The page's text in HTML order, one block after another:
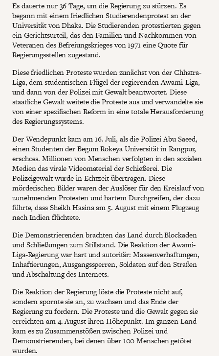
Es dauerte nur 36 Tage, um die Regierung zu stürzen. Es
begann mit einem friedlichen Studierendenprotest an der
Universität von Dhaka. Die Studierenden protestierten gegen
ein Gerichtsurteil, das den Familien und Nachkommen von
Veteranen des Befreiungskrieges von 1971 eine Quote für
Regierungsstellen zugestand.
Diese friedlichen Proteste wurden zunächst von der Chhatra-
Liga, dem studentischen Flügel der regierenden Awami-Liga,
und dann von der Polizei mit Gewalt beantwortet. Diese
staatliche Gewalt weitete die Proteste aus und verwandelte sie
von einer spezifischen Reform in eine totale Herausforderung
des Regierungssystems.
Der Wendepunkt kam am 16. Juli, als die Polizei Abu Saeed,
einen Studenten der Begum Rokeya Universität in Rangpur,
erschoss. Millionen von Menschen verfolgten in den sozialen
Medien das virale Videomaterial der Schießerei. Die
Polizeigewalt wurde in Echtzeit übertragen. Diese
mörderischen Bilder waren der Auslöser für den Kreislauf von
zunehmenden Protesten und hartem Durchgreifen, der dazu
führte, dass Sheikh Hasina am 5. August mit einem Flugzeug
nach Indien flüchtete.
Die Demonstrierenden brachten das Land durch Blockaden
und Schließungen zum Stillstand. Die Reaktion der Awami-
Liga-Regierung war hart und autoritär: Massenverhaftungen,
Inhaftierungen, Ausgangssperren, Soldaten auf den Straßen
und Abschaltung des Internets.
Die Reaktion der Regierung löste die Proteste nicht auf,
sondern spornte sie an, zu wachsen und das Ende der
Regierung zu fordern. Die Proteste und die Gewalt gegen sie
erreichten am 4. August ihren Höhepunkt. Im ganzen Land
kam es zu Zusammenstößen zwischen Polizei und
Demonstrierenden, bei denen über 100 Menschen getötet
wurden.